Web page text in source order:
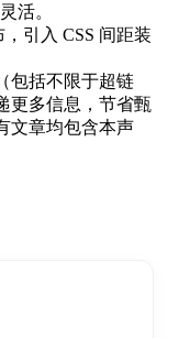
活。
包括不限于超链
更多信息，节省甄
文章均包含本声